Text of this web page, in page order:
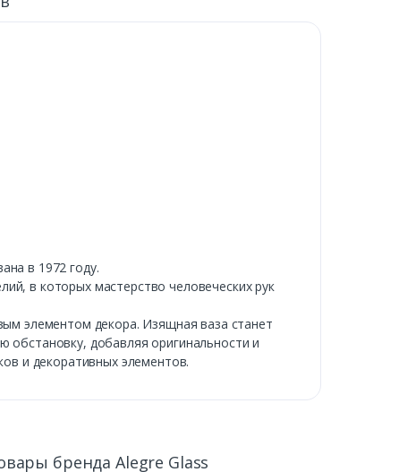
в 1972 году.
в которых мастерство человеческих рук
элементом декора. Изящная ваза станет
обстановку, добавляя оригинальности и
и декоративных элементов.
бренда Alegre Glass